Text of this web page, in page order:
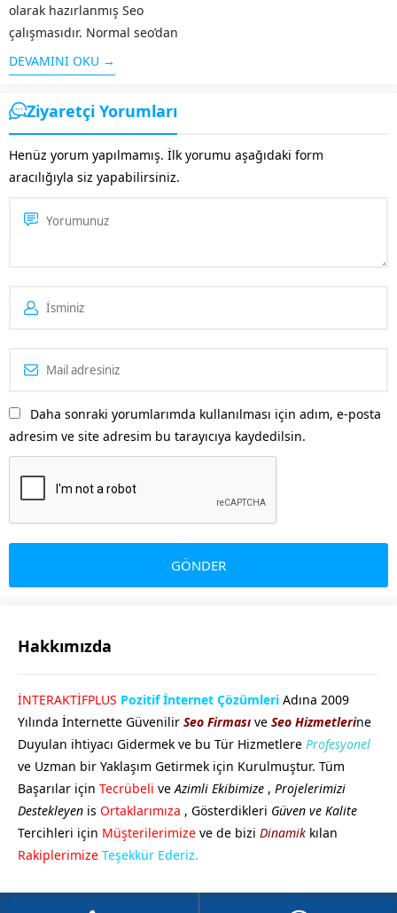
olarak hazırlanmış Seo
çalışmasıdır. Normal seo’dan
farklı olarak işletmenin geniş
kesimlere ulaşması, firma
tanıtımının yapılması, sosyal
medyanın etkin olarak
taşır. Alanında faaliyet
gösteren diğer rakip...
DEVAMINI OKU →
Ziyaretçi Yorumları
Henüz yorum yapılmamış. İlk yorumu aşağıdaki form
aracılığıyla siz yapabilirsiniz.
Daha sonraki yorumlarımda kullanılması için adım, e-posta
adresim ve site adresim bu tarayıcıya kaydedilsin.
Hakkımızda
İNTERAKTİFPLUS Pozitif İnternet Çözümleri Adına 2009
Yılında İnternette Güvenilir Seo Firması ve Seo Hizmetlerine
Duyulan ihtiyacı Gidermek ve bu Tür Hizmetlere Profesyonel
ve Uzman bir Yaklaşım Getirmek için Kurulmuştur. Tüm
Başarılar için Tecrübeli veAzimli Ekibimize , Projelerimizi
Destekleyen is Ortaklarımıza , Gösterdikleri Güven ve Kalite
Tercihleri için Müşterilerimize ve de bizi Dinamik kılan
Rakiplerimize Teşekkür Ederiz.
GÖKHAN GÖKMEN